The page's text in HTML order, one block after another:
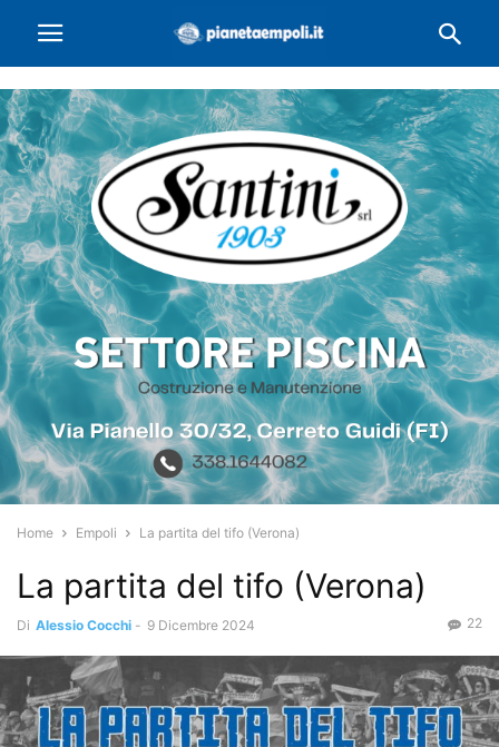
Home Empoli La partita del tifo (Verona)
La partita del tifo (Verona)
Di Alessio Cocchi - 9 Dicembre 2024 22